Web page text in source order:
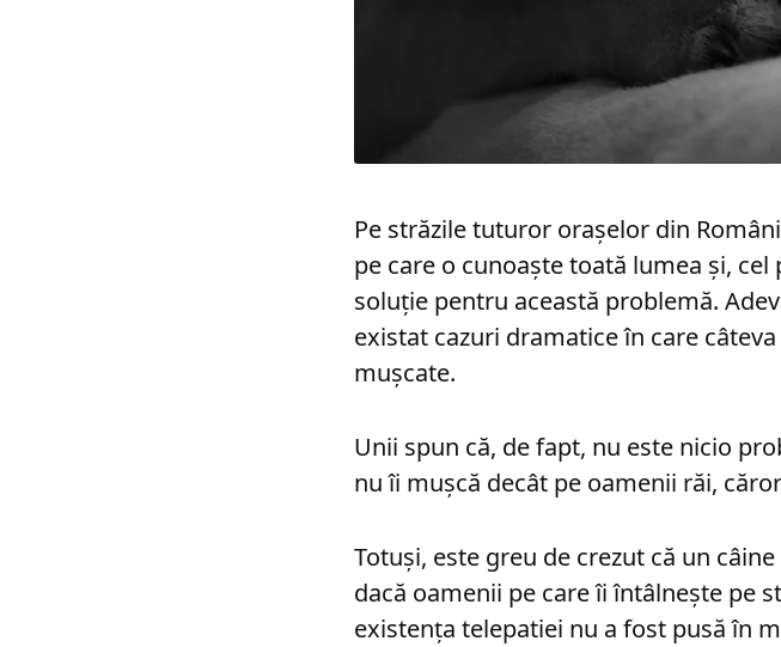
Pe străzile tuturor orașelor din
pe care o cunoaște toată lumea și,
soluție pentru această problemă.
existat cazuri dramatice în care
mușcate.
Unii spun că, de fapt, nu este nicio
nu îi mușcă decât pe oamenii răi,
Totuși, este greu de crezut că un
dacă oamenii pe care îi întâlnește pe
existența telepatiei nu a fost pusă în